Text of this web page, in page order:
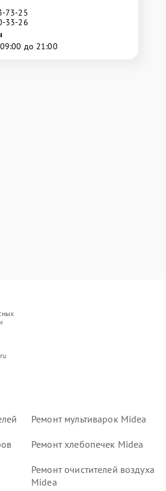
73-25
33-26
до 21:00
Ремонт мультиварок Midea
Ремонт хлебопечек Midea
Ремонт очистителей воздуха
Midea